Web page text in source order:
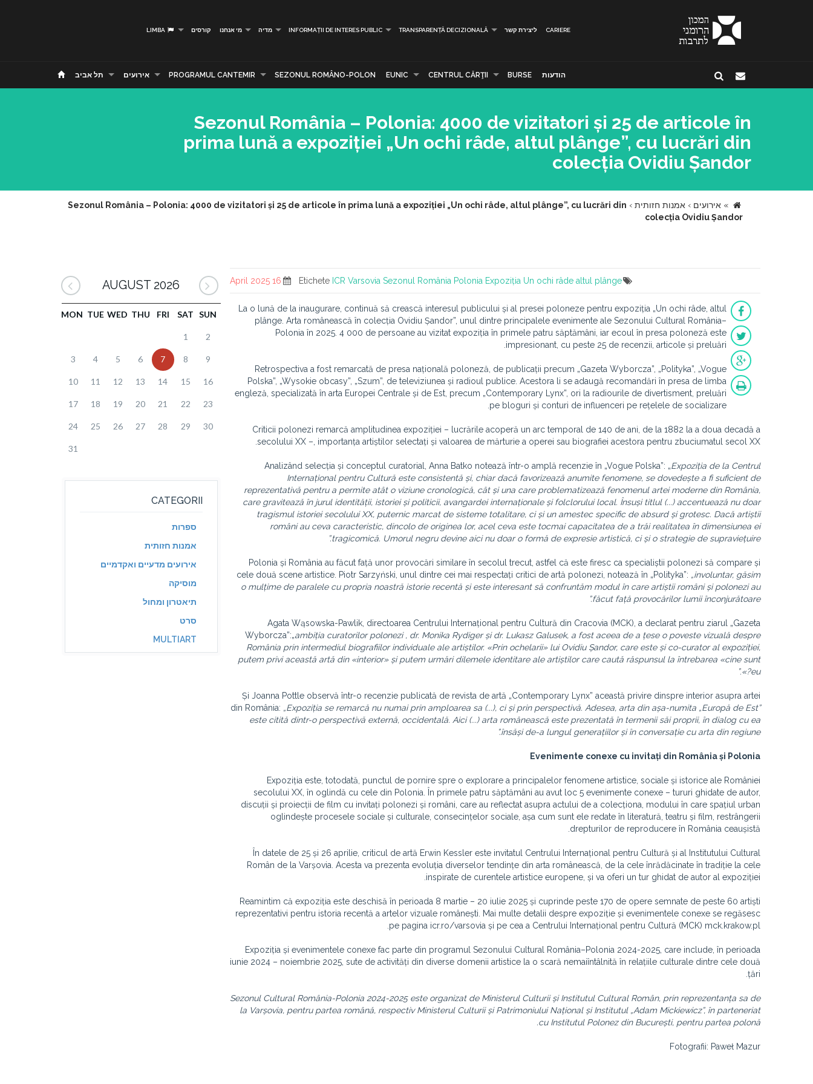
קורסים מי אנחנו מדיה INFORMAȚII DE INTERES PUBLIC TRANSPARENȚĂ DECIZIONALĂ ליצירת קשר CARIERE
תל אביב אירועים PROGRAMUL CANTEMIR SEZONUL ROMÂNO-POLON EUNIC CENTRUL CĂRŢII BURSE הודעות
Sezonul România – Polonia: 4000 de vizitatori și 25 de articole în
prima lună a expoziției „Un ochi râde, altul plânge”, cu lucrări din
colecția Ovidiu Șandor
» אירועים › אמנות חזותית ›
Sezonul România – Polonia: 4000 de vizitatori și 25 de articole în prima lună a expoziției „Un ochi râde, altul plânge”, cu lucrări din
colecția Ovidiu Șandor
16 April 2025 Etichete ICR Varsovia Sezonul România Polonia Expoziția Un ochi râde altul plânge
La o lună de la inaugurare, continuă să crească interesul publicului și al presei poloneze pentru expoziția „Un ochi râde, altul
plânge. Arta românească în colecția Ovidiu Șandor”, unul dintre principalele evenimente ale Sezonului Cultural România–
Polonia în 2025. 4 000 de persoane au vizitat expoziția în primele patru săptămâni, iar ecoul în presa poloneză este
impresionant, cu peste 25 de recenzii, articole și preluări.
Retrospectiva a fost remarcată de presa națională poloneză, de publicații precum „Gazeta Wyborcza”, „Polityka”, „Vogue
Polska”, „Wysokie obcasy”, „Szum”, de televiziunea și radioul publice. Acestora li se adaugă recomandări în presa de limba
engleză, specializată în arta Europei Centrale și de Est, precum „Contemporary Lynx”, ori la radiourile de divertisment, preluări
pe bloguri și conturi de influenceri pe rețelele de socializare.
Criticii polonezi remarcă amplitudinea expoziției – lucrările acoperă un arc temporal de 140 de ani, de la 1882 la a doua decadă a
secolului XX –, importanța artiștilor selectați și valoarea de mărturie a operei sau biografiei acestora pentru zbuciumatul secol XX.
Analizând selecția și conceptul curatorial, Anna Batko notează într-o amplă recenzie în „Vogue Polska”: „Expoziția de la Centrul
Internațional pentru Cultură este consistentă și, chiar dacă favorizează anumite fenomene, se dovedește a fi suficient de
reprezentativă pentru a permite atât o viziune cronologică, cât și una care problematizează fenomenul artei moderne din România,
care gravitează în jurul identității, istoriei și politicii, avangardei internaționale și folclorului local. Însuși titlul (...) accentuează nu doar
tragismul istoriei secolului XX, puternic marcat de sisteme totalitare, ci și un amestec specific de absurd și grotesc. Dacă artiștii
români au ceva caracteristic, dincolo de originea lor, acel ceva este tocmai capacitatea de a trăi realitatea în dimensiunea ei
tragicomică. Umorul negru devine aici nu doar o formă de expresie artistică, ci și o strategie de supraviețuire.”
Polonia și România au făcut față unor provocări similare în secolul trecut, astfel că este firesc ca specialiștii polonezi să compare și
cele două scene artistice. Piotr Sarzyński, unul dintre cei mai respectați critici de artă polonezi, notează în „Polityka”: „involuntar, găsim
o mulțime de paralele cu propria noastră istorie recentă și este interesant să confruntăm modul în care artiștii români și polonezi au
făcut față provocărilor lumii înconjurătoare.”
Agata Wąsowska-Pawlik, directoarea Centrului Internațional pentru Cultură din Cracovia (MCK), a declarat pentru ziarul „Gazeta
Wyborcza”:„ambiția curatorilor polonezi , dr. Monika Rydiger și dr. Lukasz Galusek, a fost aceea de a țese o poveste vizuală despre
România prin intermediul biografiilor individuale ale artiștilor. «Prin ochelarii» lui Ovidiu Șandor, care este și co-curator al expoziției,
putem privi această artă din «interior» și putem urmări dilemele identitare ale artiștilor care caută răspunsul la întrebarea «cine sunt
eu?»
.
”
Și Joanna Pottle observă într-o recenzie publicată de revista de artă „Contemporary Lynx” această privire dinspre interior asupra artei
din România: „Expoziția se remarcă nu numai prin amploarea sa (...), ci și prin perspectivă. Adesea, arta din așa-numita „Europă de Est”
este citită dintr-o perspectivă externă, occidentală. Aici (...) arta românească este prezentată în termenii săi proprii, în dialog cu ea
însăși de-a lungul generațiilor și în conversație cu arta din regiune.”
Evenimente conexe cu invitați din România și Polonia
Expoziția este, totodată, punctul de pornire spre o explorare a principalelor fenomene artistice, sociale și istorice ale României
secolului XX, în oglindă cu cele din Polonia. În primele patru săptămâni au avut loc 5 evenimente conexe – tururi ghidate de autor,
discuții și proiecții de film cu invitați polonezi și români, care au reflectat asupra actului de a colecționa, modului în care spațiul urban
oglindește procesele sociale și culturale, consecințelor sociale, așa cum sunt ele redate în literatură, teatru și film, restrângerii
drepturilor de reproducere în România ceaușistă.
În datele de 25 și 26 aprilie, criticul de artă Erwin Kessler este invitatul Centrului Internațional pentru Cultură și al Institutului Cultural
Român de la Varșovia. Acesta va prezenta evoluția diverselor tendințe din arta românească, de la cele înrădăcinate în tradiție la cele
inspirate de curentele artistice europene, și va oferi un tur ghidat de autor al expoziției.
Reamintim că expoziția este deschisă în perioada 8 martie – 20 iulie 2025 și cuprinde peste 170 de opere semnate de peste 60 artiști
reprezentativi pentru istoria recentă a artelor vizuale românești. Mai multe detalii despre expoziție și evenimentele conexe se regăsesc
pe pagina icr.ro/varsovia și pe cea a Centrului Internațional pentru Cultură (MCK) mck.krakow.pl.
Expoziția și evenimentele conexe fac parte din programul Sezonului Cultural România–Polonia 2024-2025, care include, în perioada
iunie 2024 – noiembrie 2025, sute de activități din diverse domenii artistice la o scară nemaiîntâlnită în relațiile culturale dintre cele două
țări.
Sezonul Cultural România-Polonia 2024-2025 este organizat de Ministerul Culturii și Institutul Cultural Român, prin reprezentanța sa de
la Varșovia, pentru partea română, respectiv Ministerul Culturii și Patrimoniului Național și Institutul „Adam Mickiewicz”, în parteneriat
cu Institutul Polonez din București, pentru partea polonă.
Fotografii: Paweł Mazur
AUGUST 2026
MON TUE WED THU FRI SAT SUN
1 2
3 4 5 6 7 8 9
10 11 12 13 14 15 16
17 18 19 20 21 22 23
24 25 26 27 28 29 30
31
CATEGORII
ספרות
אמנות חזותית
אירועים מדעיים ואקדמיים
מוסיקה
תיאטרון ומחול
סרט
MULTIART